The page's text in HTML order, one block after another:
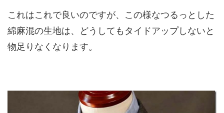
これはこれで良いのですが、この様なつるっとした
綿麻混の生地は、どうしてもタイドアップしないと
物足りなくなります。